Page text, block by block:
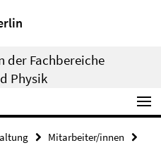
der Fachbereiche
Physik
Mitarbeiter/innen